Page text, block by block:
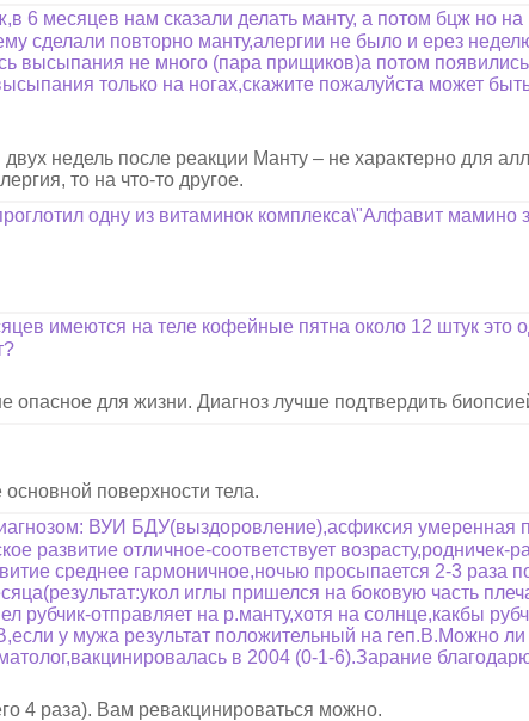
6 месяцев нам сказали делать манту, а потом бцж но на
сделали повторно манту,алергии не было и ерез
высыпания не много (пара прищиков)а потом
только на ногах,скажите пожалуйста может
недель после реакции Манту – не характерно для
то на что-то другое.
одну из витаминок комплекса\"Алфавит мамино
имеются на теле кофейные пятна около 12 штук это
для жизни. Диагноз лучше подтвердить
поверхности тела.
ВУИ БДУ(выздоровление),асфиксия умеренная
развитие отличное-соответствует возрасту,родничек-
среднее гармоничное,ночью просыпается 2-3 раза
иглы пришелся на боковую часть
рубчик-отправляет на р.манту,хотя на солнце,какбы
у мужа результат положительный на геп.В.Можно
в 2004 (0-1-6).Зарание благодарю
4 раза). Вам ревакцинироваться можно.